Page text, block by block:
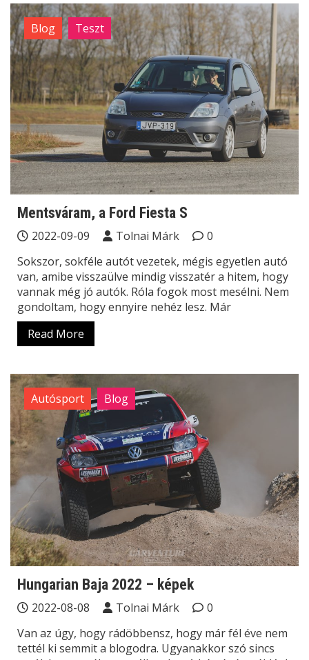
Blog Teszt
Mentsváram, a Ford Fiesta S
2022-09-09 Tolnai Márk
0
Sokszor, sokféle autót vezetek, mégis egyetlen autó
van, amibe visszaülve mindig visszatér a hitem, hogy
vannak még jó autók. Róla fogok most mesélni. Nem
gondoltam, hogy ennyire nehéz lesz. Már
Read More
Autósport Blog
Hungarian Baja 2022 – képek
2022-08-08 Tolnai Márk
0
Van az úgy, hogy rádöbbensz, hogy már fél éve nem
tettél ki semmit a blogodra. Ugyanakkor szó sincs